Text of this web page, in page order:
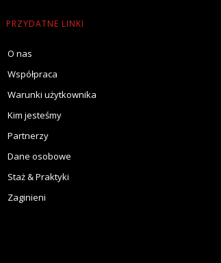
PRZYDATNE LINKI
O nas
Współpraca
Warunki użytkownika
Kim jesteśmy
Partnerzy
Dane osobowe
Staż & Praktyki
Zaginieni